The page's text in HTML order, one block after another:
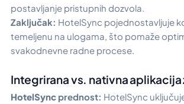
postavljanje pristupnih dozvola.
Zaključak: HotelSync pojednostavljuje
temeljenu na ulogama, što pomaže
svakodnevne radne procese.
Integrirana vs. nativna aplikacija
HotelSync prednost: HotelSync